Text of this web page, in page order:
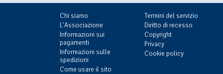
Chi siamo
L'Associazione
Informazioni sui
pagamenti
Informazioni sulle
spedizioni
Come usare il sito
Termini del servizio
Diritto di recesso
Copyright
Privacy
Cookie policy